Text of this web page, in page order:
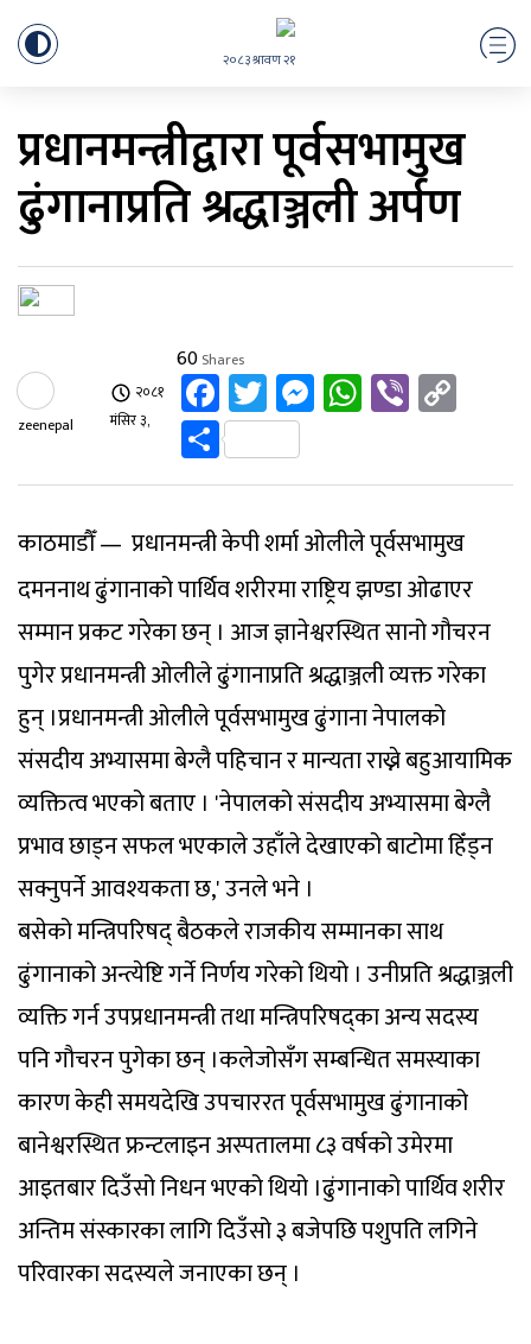
२०८३ श्रावण २१
प्रधानमन्त्रीद्वारा पूर्वसभामुख
ढुंगानाप्रति श्रद्धाञ्जली अर्पण
zeenepal
२०८१
मंसिर ३,
60 Shares
Facebook
Twitter
Messenger
WhatsApp
Viber
Share
काठमाडौँ — प्रधानमन्त्री केपी शर्मा ओलीले पूर्वसभामुख
दमननाथ ढुंगानाको पार्थिव शरीरमा राष्ट्रिय झण्डा ओढाएर
सम्मान प्रकट गरेका छन् । आज ज्ञानेश्वरस्थित सानो गौचरन
पुगेर प्रधानमन्त्री ओलीले ढुंगानाप्रति श्रद्धाञ्जली व्यक्त गरेका
हुन् ।प्रधानमन्त्री ओलीले पूर्वसभामुख ढुंगाना नेपालको
संसदीय अभ्यासमा बेग्लै पहिचान र मान्यता राख्ने बहुआयामिक
व्यक्तित्व भएको बताए । 'नेपालको संसदीय अभ्यासमा बेग्लै
प्रभाव छाड्न सफल भएकाले उहाँले देखाएको बाटोमा हिँड्न
सक्नुपर्ने आवश्यकता छ,' उनले भने ।
बसेको मन्त्रिपरिषद् बैठकले राजकीय सम्मानका साथ
ढुंगानाको अन्त्येष्टि गर्ने निर्णय गरेको थियो । उनीप्रति श्रद्धाञ्जली
व्यक्ति गर्न उपप्रधानमन्त्री तथा मन्त्रिपरिषद्का अन्य सदस्य
पनि गौचरन पुगेका छन् ।कलेजोसँग सम्बन्धित समस्याका
कारण केही समयदेखि उपचाररत पूर्वसभामुख ढुंगानाको
बानेश्वरस्थित फ्रन्टलाइन अस्पतालमा ८३ वर्षको उमेरमा
आइतबार दिउँसो निधन भएको थियो ।ढुंगानाको पार्थिव शरीर
अन्तिम संस्कारका लागि दिउँसो ३ बजेपछि पशुपति लगिने
परिवारका सदस्यले जनाएका छन् ।